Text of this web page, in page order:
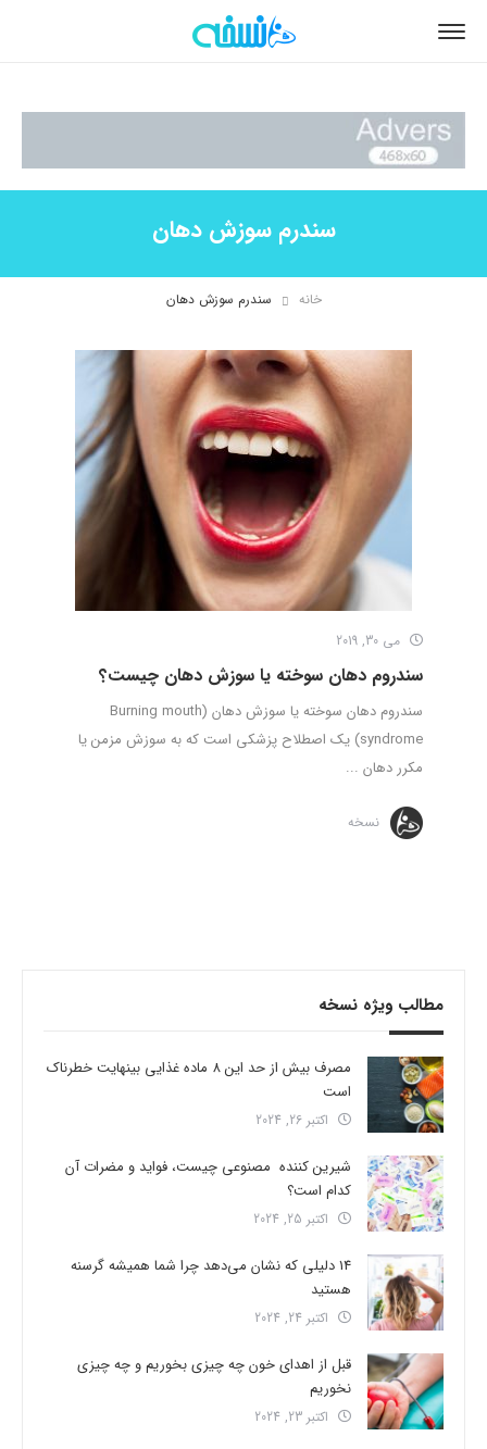
سندرم سوزش دهان
خانه سندرم سوزش دهان
می 30, 2019
سندروم دهان سوخته یا سوزش دهان چیست؟
سندروم دهان سوخته یا سوزش دهان (Burning mouth
syndrome) یک اصطلاح پزشکی است که به سوزش مزمن یا
مکرر دهان ...
نسخه
مطالب ویژه نسخه
مصرف بیش از حد این 8 ماده غذایی بینهایت خطرناک
است
اکتبر 26, 2024
شیرین کننده مصنوعی چیست، فواید و مضرات آن
کدام است؟
اکتبر 25, 2024
14 دلیلی که نشان می‌دهد چرا شما همیشه گرسنه
هستید
اکتبر 24, 2024
قبل از اهدای خون چه چیزی بخوریم و چه چیزی
نخوریم
اکتبر 23, 2024